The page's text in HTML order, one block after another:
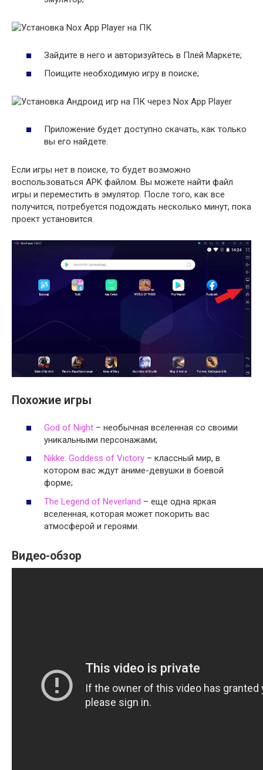
Зайдите в него и авторизуйтесь в Плей Маркете;
Поищите необходимую игру в поиске;
Приложение будет доступно скачать, как только
вы его найдете.
Если игры нет в поиске, то будет возможно
воспользоваться APK файлом. Вы можете найти файл
игры и переместить в эмулятор. После того, как все
получится, потребуется подождать несколько минут, пока
проект установится.
Похожие игры
God of Night – необычная вселенная со своими
уникальными персонажами;
Nikke: Goddess of Victory – классный мир, в
котором вас ждут аниме-девушки в боевой
форме;
The Legend of Neverland – еще одна яркая
вселенная, которая может покорить вас
атмосферой и героями.
Видео-обзор